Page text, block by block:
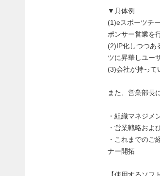
▼具体例
(1)eスポーツチ
ポンサー営業を
(2)IP化しつつあ
ツに昇華しユー
(3)会社が持って
また、営業部長
・組織マネジメ
・営業戦略およ
・これまでのご
ナー開拓
【使用するソフ